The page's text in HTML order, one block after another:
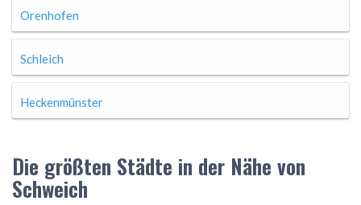
Orenhofen
Schleich
Heckenmünster
Die größten Städte in der Nähe von
Schweich